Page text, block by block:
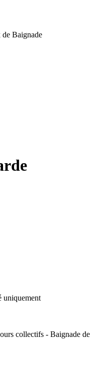
de Baignade
uniquement
collectifs - Baignade de